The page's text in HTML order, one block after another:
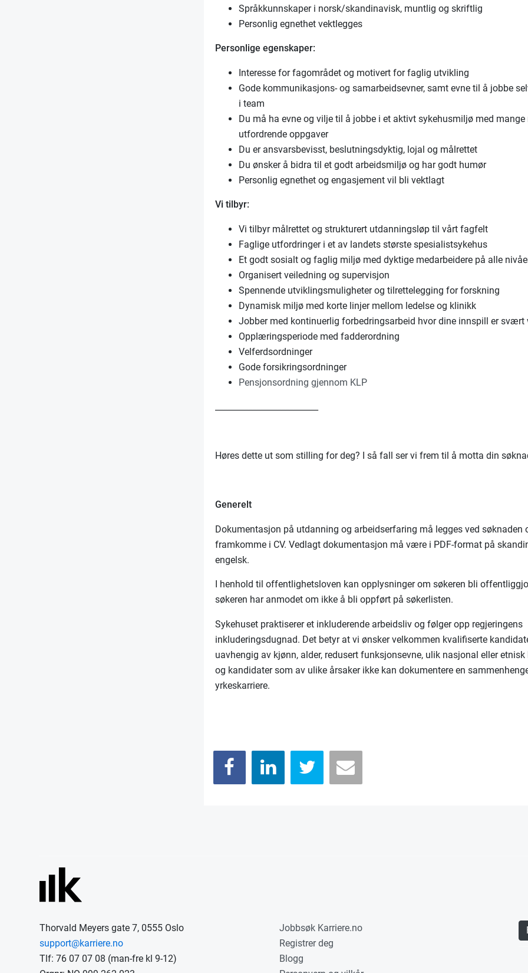
Språkkunnskaper i norsk/skandinavisk, muntlig og skriftlig
Personlig egnethet vektlegges
Personlige egenskaper:
Interesse for fagområdet og motivert for faglig utvikling
Gode kommunikasjons- og samarbeidsevner, samt evne til å jobbe
i team
Du må ha evne og vilje til å jobbe i et aktivt sykehusmiljø med mange
utfordrende oppgaver
Du er ansvarsbevisst, beslutningsdyktig, lojal og målrettet
Du ønsker å bidra til et godt arbeidsmiljø og har godt humør
Personlig egnethet og engasjement vil bli vektlagt
Vi tilbyr:
Vi tilbyr målrettet og strukturert utdanningsløp til vårt fagfelt
Faglige utfordringer i et av landets største spesialistsykehus
Et godt sosialt og faglig miljø med dyktige medarbeidere på alle
Organisert veiledning og supervisjon
Spennende utviklingsmuligheter og tilrettelegging for forskning
Dynamisk miljø med korte linjer mellom ledelse og klinikk
Jobber med kontinuerlig forbedringsarbeid hvor dine innspill er svært
Opplæringsperiode med fadderordning
Velferdsordninger
Gode forsikringsordninger
Pensjonsordning gjennom KLP
Høres dette ut som stilling for deg? I så fall ser vi frem til å motta din
Generelt
Dokumentasjon på utdanning og arbeidserfaring må legges ved søknaden
framkomme i CV. Vedlagt dokumentasjon må være i PDF-format på
engelsk.
I henhold til offentlighetsloven kan opplysninger om søkeren bli
søkeren har anmodet om ikke å bli oppført på søkerlisten.
Sykehuset praktiserer et inkluderende arbeidsliv og følger opp regjeringens
inkluderingsdugnad. Det betyr at vi ønsker velkommen kvalifiserte
uavhengig av kjønn, alder, redusert funksjonsevne, ulik nasjonal eller etnisk
og kandidater som av ulike årsaker ikke kan dokumentere en
yrkeskarriere.
Thorvald Meyers gate 7, 0555 Oslo
support@karriere.no
Tlf: 76 07 07 08 (man-fre kl 9-12)
Jobbsøk Karriere.no
Registrer deg
Blogg